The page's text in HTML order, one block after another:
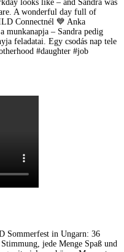
looks like – and Sandra was
A wonderful day full of
Connectnél 💙 Anka
munkanapja – Sandra pedig
feladatai. Egy csodás nap tele
#daughter #job
Sommerfest in Ungarn: 36
jede Menge Spaß und